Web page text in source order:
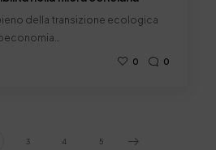
della transizione ecologica
0 0
3 4 5